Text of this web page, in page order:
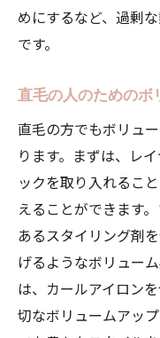
めにするなど、過剰
です。
直毛の人のためのボ
直毛の方でもボリュ
ります。まずは、レ
ックを取り入れるこ
えることができます
あるスタイリング剤
げるようなボリュー
は、カールアイロン
切なボリュームアッ